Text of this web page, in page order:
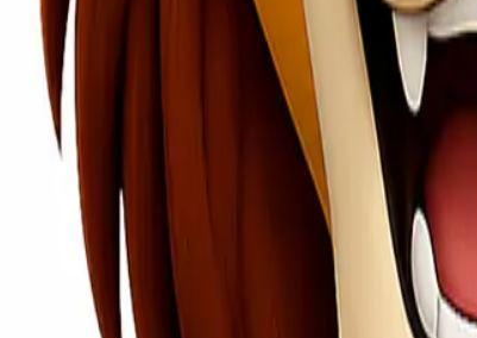
jelas tentang kapan produk akan dikirim kepada
saluran pemasaran lainnya untuk mempromosikan Open
periode Open PO. Berikan pembaruan berkala tentang